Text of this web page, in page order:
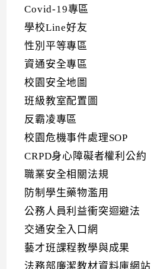
Covid-19專區
學校Line好友
性別平等專區
資通安全專區
校園安全地圖
班級教室配置圖
反霸凌專區
校園危機事件處理SOP
CRPD身心障礙者權利公約
職業安全相關法規
防制學生藥物濫用
公務人員利益衝突迴避法
交通安全入口網
藝才班課程教學與成果
法務部廉潔教材資料庫網站